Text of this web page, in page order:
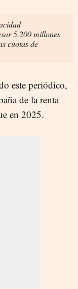
5.200 millones
cuotas de
este periódico,
de la renta
en 2025.